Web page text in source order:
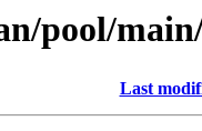
pool/
Last